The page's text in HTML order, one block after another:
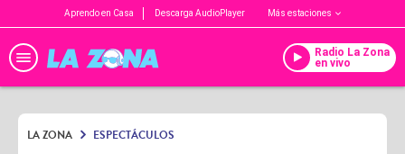
Aprendo en Casa Descarga AudioPlayer Más estaciones
Radio La Zona
en vivo
LA ZONA ESPECTÁCULOS